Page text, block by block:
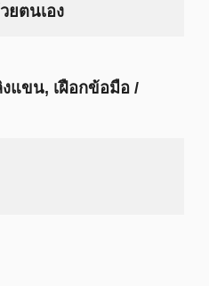
ยตนเอง
แขน, เฝือกข้อมือ /